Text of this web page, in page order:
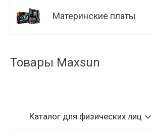
Материнские платы
Товары Maxsun
Каталог для физических лиц